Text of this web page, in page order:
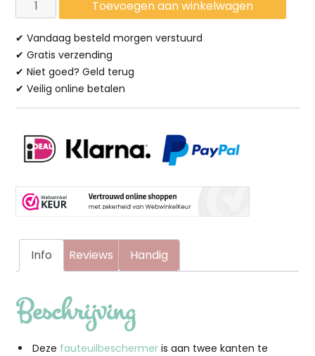
Duo
Quilts
Fauteuilbeschermer
aantal
Toevoegen aan winkelwagen
✔ Vandaag besteld morgen verstuurd
✔ Gratis verzending
✔ Niet goed? Geld terug
✔ Veilig online betalen
Info Reviews Handig
Beschrijving
Deze fauteuilbeschermer is aan twee kanten te